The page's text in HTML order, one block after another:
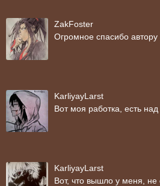
ZakFoster
Огромное спасибо автору
KarliyayLarst
Вот моя работка, есть
KarliyayLarst
Вот, что вышло у меня, не